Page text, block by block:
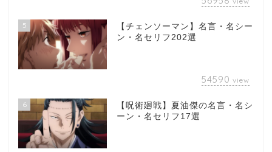
5
【チェンソーマン】名言・名シー
ン・名セリフ202選
54590 view
6
【呪術廻戦】夏油傑の名言・名シ
ーン・名セリフ17選